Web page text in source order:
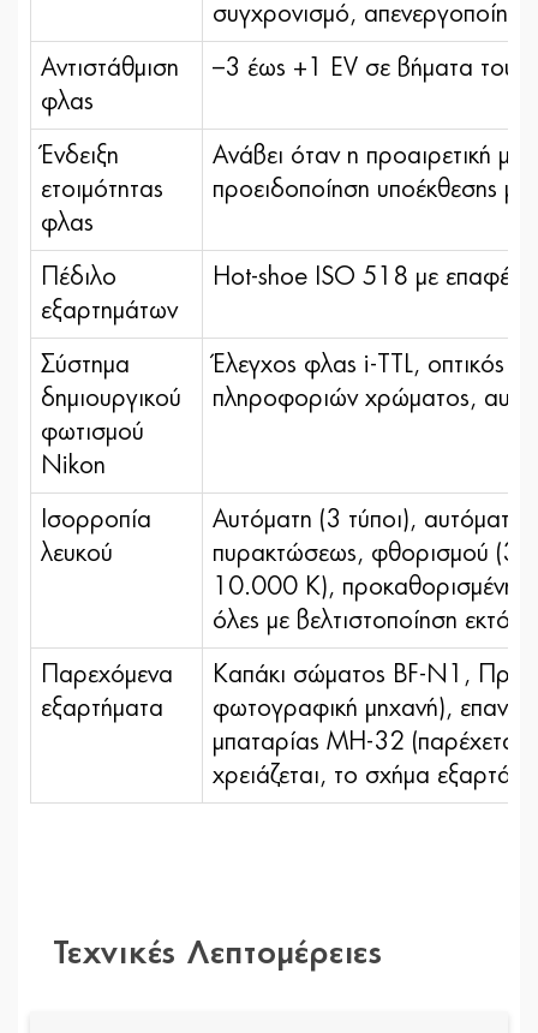
συγχρονισμό, απενεργοποίηση
Αντιστάθμιση
φλας
–3 έως +1 EV σε βήματα του
Ένδειξη
ετοιμότητας
φλας
Ανάβει όταν η προαιρετική
προειδοποίηση υποέκθεσης
Πέδιλο
εξαρτημάτων
Hot-shoe ISO 518 με επαφές
Σύστημα
δημιουργικού
φωτισμού
Nikon
Έλεγχος φλας i-TTL, οπτικός
πληροφοριών χρώματος,
Ισορροπία
λευκού
Αυτόματη (3 τύποι),
πυρακτώσεως, φθορισμού (3
10.000 Κ), προκαθορισμένη
όλες με βελτιστοποίηση
Παρεχόμενα
εξαρτήματα
Καπάκι σώματος BF-N1,
φωτογραφική μηχανή),
μπαταρίας MH-32 (παρέχεται
χρειάζεται, το σχήμα
Τεχνικές Λεπτομέρειες